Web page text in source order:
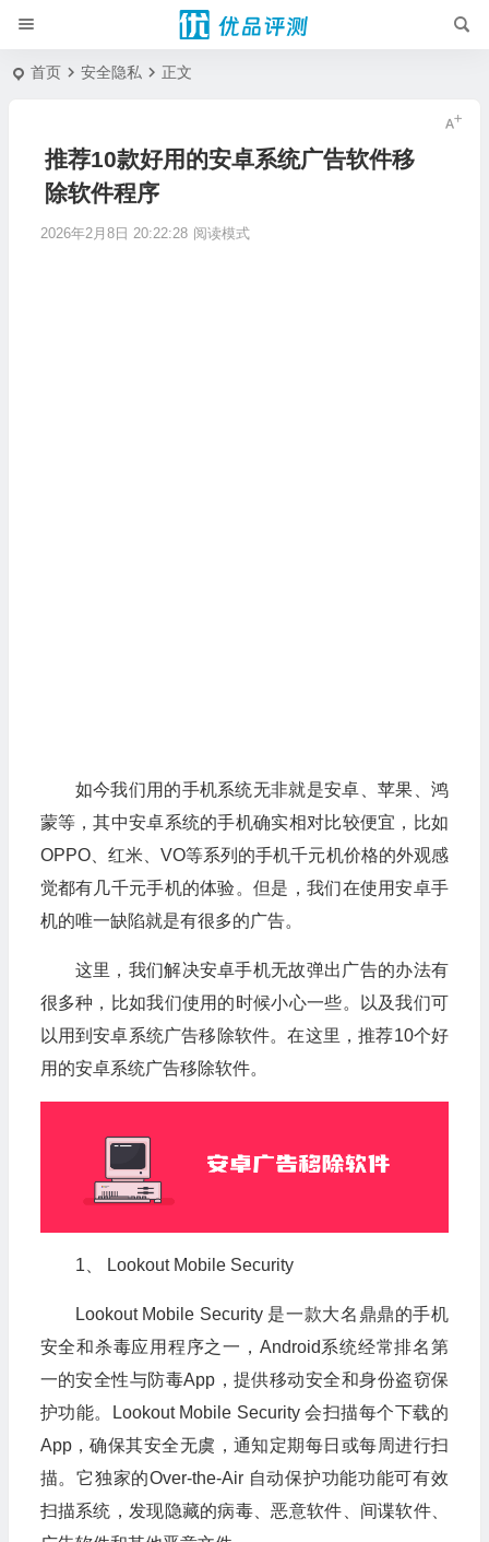
首页 安全隐私 正文
推荐10款好用的安卓系统广告软件移
除软件程序
2026年2月8日 20:22:28 阅读模式
如今我们用的手机系统无非就是安卓、苹果、鸿
蒙等，其中安卓系统的手机确实相对比较便宜，比如
OPPO、红米、VO等系列的手机千元机价格的外观感
觉都有几千元手机的体验。但是，我们在使用安卓手
机的唯一缺陷就是有很多的广告。
这里，我们解决安卓手机无故弹出广告的办法有
很多种，比如我们使用的时候小心一些。以及我们可
以用到安卓系统广告移除软件。在这里，推荐10个好
用的安卓系统广告移除软件。
1、 Lookout Mobile Security
Lookout Mobile Security 是一款大名鼎鼎的手机
安全和杀毒应用程序之一，Android系统经常排名第
一的安全性与防毒App，提供移动安全和身份盗窃保
护功能。Lookout Mobile Security 会扫描每个下载的
App，确保其安全无虞，通知定期每日或每周进行扫
描。它独家的Over-the-Air 自动保护功能功能可有效
扫描系统，发现隐藏的病毒、恶意软件、间谍软件、